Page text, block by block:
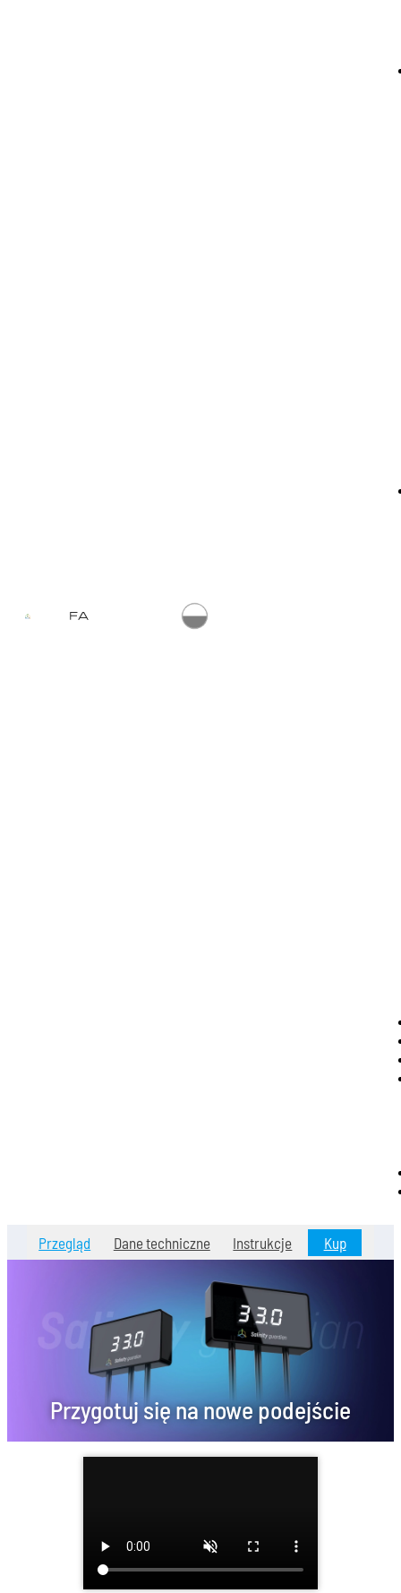
Przegląd Dane techniczne Instrukcje Kup
Przygotuj się na nowe podejście